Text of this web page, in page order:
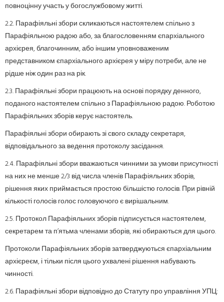
повноцінну участь у богослужбовому житті.
2.2. Парафіяльні збори скликаються настоятелем спільно з
Парафіяльною радою або, за благословенням єпархіального
архієрея, благочинним, або іншим уповноваженим
представником єпархіального архієрея у міру потреби, але не
рідше ніж один раз на рік.
2.3. Парафіяльні збори працюють на основі порядку денного,
поданого настоятелем спільно з Парафіяльною радою. Роботою
Парафіяльних зборів керує настоятель.
Парафіяльні збори обирають зі свого складу секретаря,
відповідального за ведення протоколу засідання.
2.4. Парафіяльні збори вважаються чинними за умови присутності
на них не менше 2/3 від числа членів Парафіяльних зборів,
рішення яких приймається простою більшістю голосів. При рівній
кількості голосів голос головуючого є вирішальним.
2.5. Протокол Парафіяльних зборів підписується настоятелем,
секретарем та п’ятьма членами зборів, які обираються для цього.
Протоколи Парафіяльних зборів затверджуються єпархіальним
архієреєм, і тільки після цього ухвалені рішення набувають
чинності.
2.6. Парафіяльні збори відповідно до Статуту про управління УПЦ: